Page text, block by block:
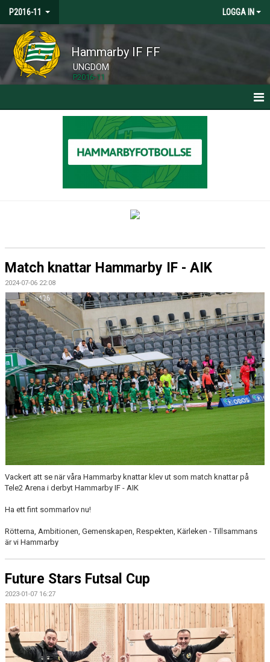
P2016-11 LOGGA IN
Hammarby IF FF
UNGDOM
P2016-11
BILDGALLERI
KONTAKT
Match knattar Hammarby IF - AIK
2024-07-06 22:08
Vackert att se när våra Hammarby knattar klev ut som match knattar på
Tele2 Arena i derbyt Hammarby IF - AIK
Ha ett fint sommarlov nu!
Rötterna, Ambitionen, Gemenskapen, Respekten, Kärleken - Tillsammans
är vi Hammarby
Future Stars Futsal Cup
2023-01-07 16:27